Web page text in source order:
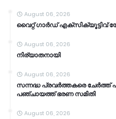
August 06, 2026
വൈറ്റ് ഗാർഡ് എക്സിക്യൂട്ടിവ്
August 06, 2026
നിര്യാതനായി
August 06, 2026
സന്നദ്ധ പ്രവർത്തകരെ ചേർത്ത്
പഞ്ചായത്ത്‌ ഭരണ സമിതി
August 06, 2026